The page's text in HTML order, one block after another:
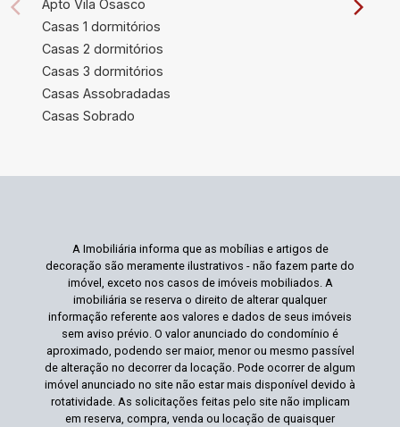
Apto Vila Osasco
Casas 1 dormitórios
Casas 2 dormitórios
Casas 3 dormitórios
Casas Assobradadas
Casas Sobrado
A Imobiliária informa que as mobílias e artigos de
decoração são meramente ilustrativos - não fazem parte do
imóvel, exceto nos casos de imóveis mobiliados. A
imobiliária se reserva o direito de alterar qualquer
informação referente aos valores e dados de seus imóveis
sem aviso prévio. O valor anunciado do condomínio é
aproximado, podendo ser maior, menor ou mesmo passível
de alteração no decorrer da locação. Pode ocorrer de algum
imóvel anunciado no site não estar mais disponível devido à
rotatividade. As solicitações feitas pelo site não implicam
em reserva, compra, venda ou locação de quaisquer